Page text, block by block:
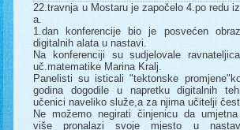
22.travnja u Mostaru je započelo 4.po redu
a.
1.dan konferencije bio je posvećen
digitalnih alata u nastavi.
Na konferenciji su sudjelovale
uč.matematike Marina Kralj.
Panelisti su isticali "tektonske
godina dogodile u napretku digitalnih
učenici naveliko služe,a za njima učitelji
Ne možemo negirati činjenicu da
više pronalazi svoje mjesto u